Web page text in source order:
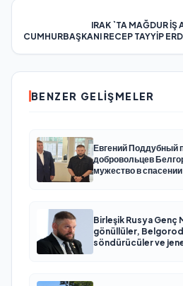
IRAK `TA MAĞDUR İŞ
CUMHURBAŞKANI RECEP TAYYİP
BENZER GELIŞMELER
Евгений Поддубный
добровольцев
мужество в
Birleşik Rusya Genç
gönüllüler, Belgorod
söndürücüler ve